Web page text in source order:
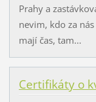
Prahy a
nevim, kdo za
mají čas, tam...
Certifikáty o